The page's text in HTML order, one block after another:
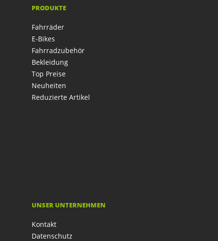
PRODUKTE
Fahrräder
E-Bikes
Fahrradzubehör
Bekleidung
Top Preise
Neuheiten
Reduzierte Artikel
UNSER UNTERNEHMEN
Kontakt
Datenschutz